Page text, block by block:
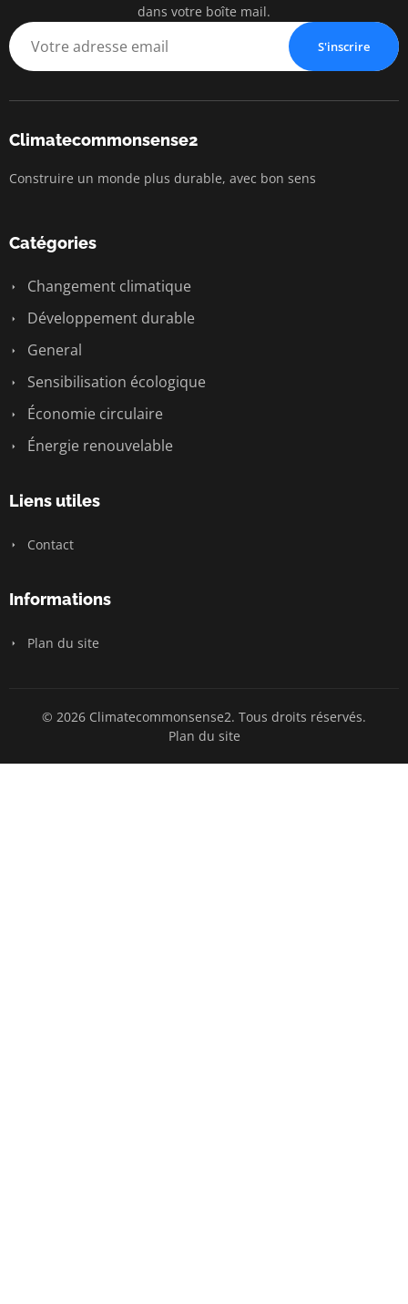
dans votre boîte mail.
S'inscrire
Climatecommonsense2
Construire un monde plus durable, avec bon sens
Catégories
Changement climatique
Développement durable
General
Sensibilisation écologique
Économie circulaire
Énergie renouvelable
Liens utiles
Contact
Informations
Plan du site
© 2026 Climatecommonsense2. Tous droits réservés.
Plan du site